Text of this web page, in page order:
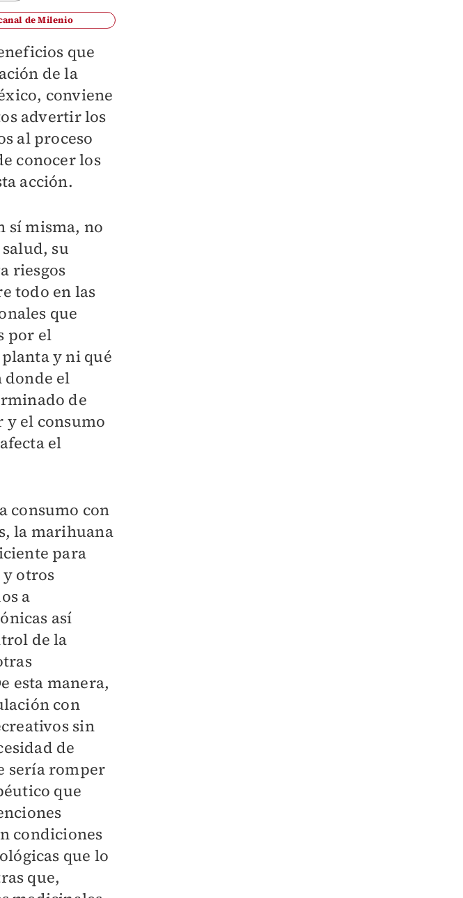
de Milenio
que
de la
conviene
advertir los
al proceso
conocer los
acción.
sí misma, no
su
riesgos
todo en las
que
por el
y ni qué
donde el
de
y el consumo
el
consumo con
la marihuana
para
otros
a
así
de la
esta manera,
con
sin
de
sería romper
que
condiciones
que lo
que,